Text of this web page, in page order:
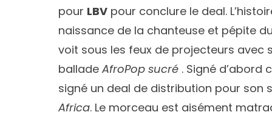
pour LBV pour conclure le deal.
naissance de la chanteuse et pépite
voit sous les feux de projecteurs avec
ballade AfroPop sucré . Signé d’abord
signé un deal de distribution pour son
Africa. Le morceau est aisément